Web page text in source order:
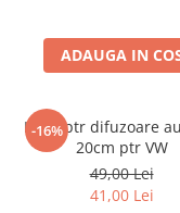
ADAUGA IN
-16%
Inele ptr difuzoare
20cm ptr VW
49,00 Lei
41,00 Lei